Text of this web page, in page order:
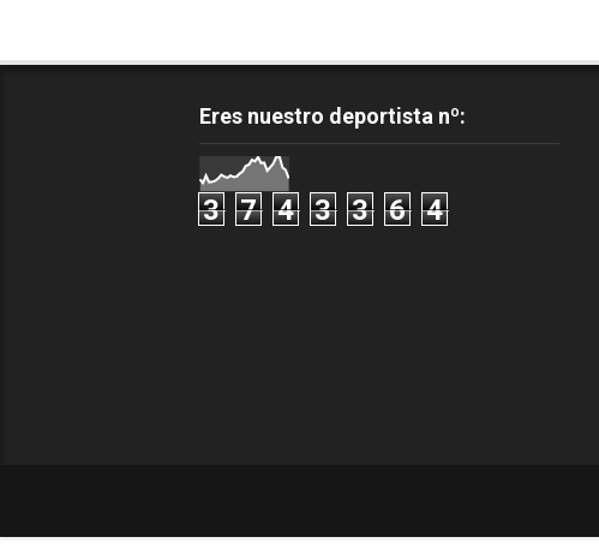
Eres nuestro deportista nº:
3 7 4 3 3 6 4